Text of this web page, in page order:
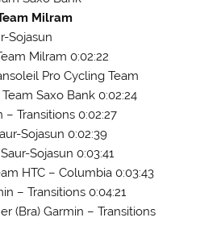
Milram
Sojasun
Milram 0:02:22
Pro Cycling Team
Saxo Bank 0:02:24
– Transitions 0:02:27
Sojasun 0:02:39
Sojasun 0:03:41
HTC – Columbia 0:03:43
– Transitions 0:04:21
(Bra) Garmin – Transitions